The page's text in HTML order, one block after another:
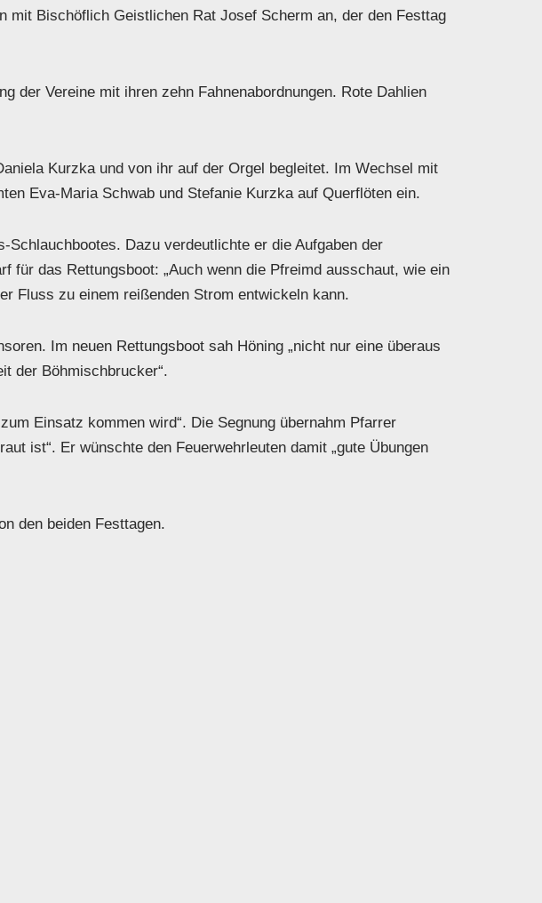
mit Bischöflich Geistlichen Rat Josef Scherm an, der den Festtag
der Vereine mit ihren zehn Fahnenabordnungen. Rote Dahlien
Kurzka und von ihr auf der Orgel begleitet. Im Wechsel mit
Eva-Maria Schwab und Stefanie Kurzka auf Querflöten ein.
Dazu verdeutlichte er die Aufgaben der
für das Rettungsboot: „Auch wenn die Pfreimd ausschaut, wie ein
Fluss zu einem reißenden Strom entwickeln kann.
Im neuen Rettungsboot sah Höning „nicht nur eine überaus
der Böhmischbrucker“.
Einsatz kommen wird“. Die Segnung übernahm Pfarrer
ist“. Er wünschte den Feuerwehrleuten damit „gute Übungen
den beiden Festtagen.